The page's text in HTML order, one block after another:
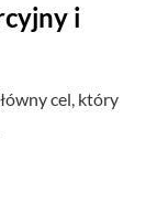
i
cel, który